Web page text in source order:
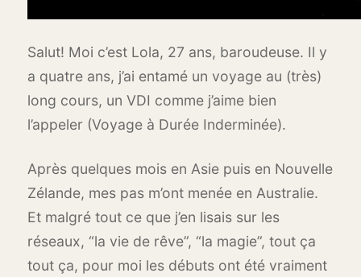
Salut! Moi c’est Lola, 27 ans, baroudeuse. Il y
a quatre ans, j’ai entamé un voyage au (très)
long cours, un VDI comme j’aime bien
l’appeler (Voyage à Durée Inderminée).
Après quelques mois en Asie puis en Nouvelle
Zélande, mes pas m’ont menée en Australie.
Et malgré tout ce que j’en lisais sur les
réseaux, “la vie de rêve”, “la magie”, tout ça
tout ça, pour moi les débuts ont été vraiment